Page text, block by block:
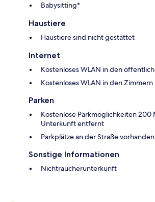
Babysitting*
Haustiere
Haustiere sind nicht gestattet
Internet
Kostenloses WLAN in den
Kostenloses WLAN in den Zimmern
Parken
Kostenlose Parkmöglichkeiten 200
Unterkunft entfernt
Parkplätze an der Straße vorhanden
Sonstige Informationen
Nichtraucherunterkunft